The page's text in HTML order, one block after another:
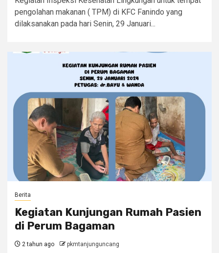
pengolahan makanan ( TPM) di KFC Fanindo yang
dilaksanakan pada hari Senin, 29 Januari...
Berita
Kegiatan Kunjungan Rumah Pasien
di Perum Bagaman
2 tahun ago pkmtanjunguncang